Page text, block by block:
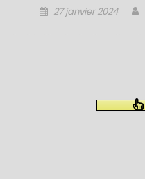
Posted
27 janvier 2024